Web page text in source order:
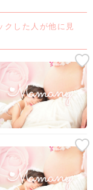
した人が他に見